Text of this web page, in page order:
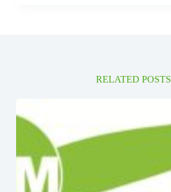
RELATED POSTS